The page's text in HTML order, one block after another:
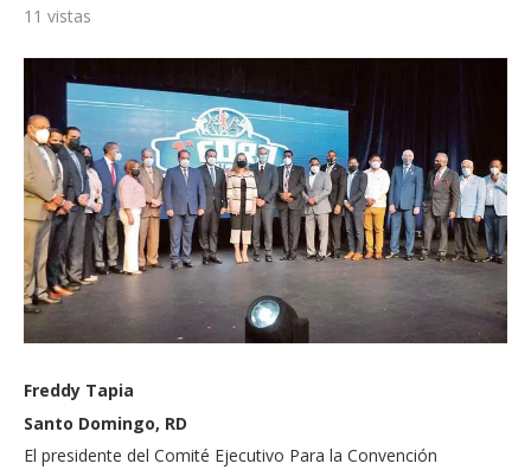
11 vistas
Freddy Tapia
Santo Domingo, RD
El presidente del Comité Ejecutivo Para la Convención